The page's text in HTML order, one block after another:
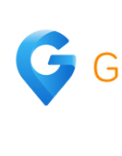
content